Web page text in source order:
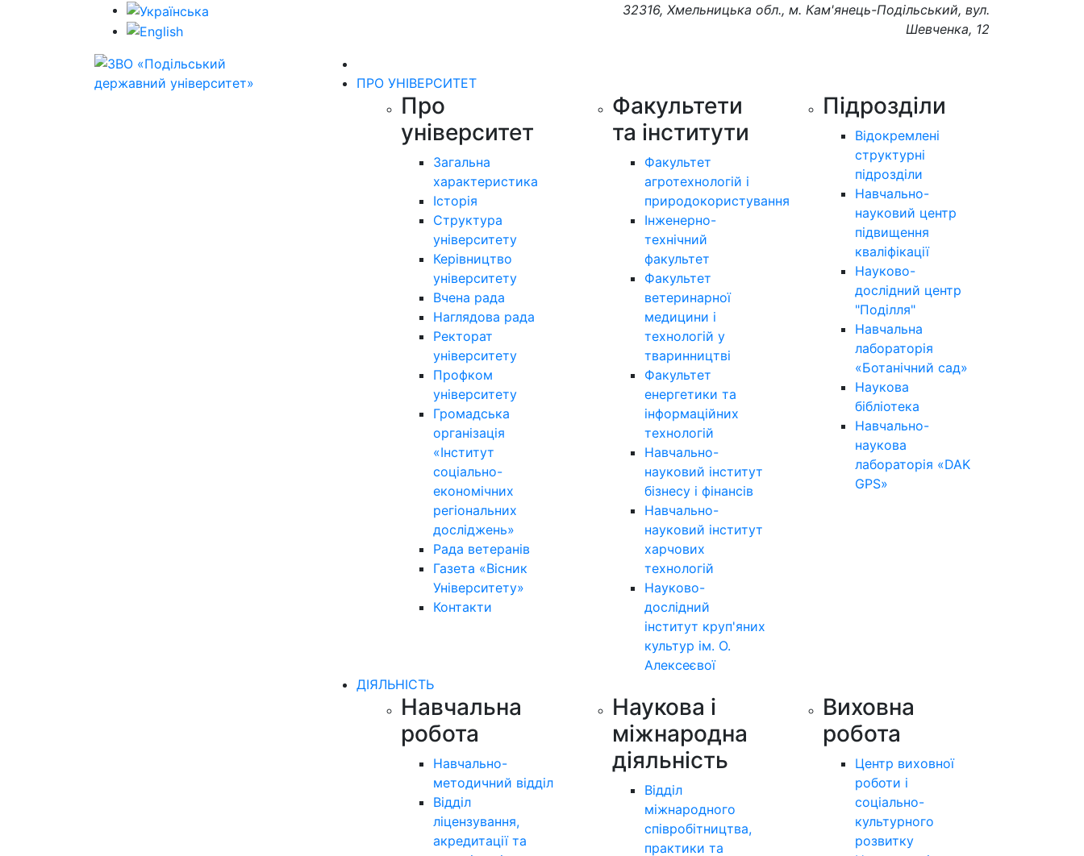
32316, Хмельницька обл., м. Кам'янець-Подільський, вул.
Шевченка, 12
ПРО УНІВЕРСИТЕТ
Про
університет
Загальна
характеристика
Історія
Структура
університету
Керівництво
університету
Вчена рада
Наглядова рада
Ректорат
університету
Профком
університету
Громадська
організація
«Інститут
соціально-
економічних
регіональних
досліджень»
Рада ветеранів
Газета «Вісник
Університету»
Контакти
Факультети
та інститути
Факультет
агротехнологій і
природокористування
Інженерно-
технічний
факультет
Факультет
ветеринарної
медицини і
технологій у
тваринництві
Факультет
енергетики та
інформаційних
технологій
Навчально-
науковий інститут
бізнесу і фінансів
Навчально-
науковий інститут
харчових
технологій
Науково-
дослідний
інститут круп'яних
культур ім. О.
Алексеєвої
Підрозділи
Відокремлені
структурні
підрозділи
Навчально-
науковий центр
підвищення
кваліфікації
Науково-
дослідний центр
"Поділля"
Навчальна
лабораторія
«Ботанічний сад»
Наукова
бібліотека
Навчально-
наукова
лабораторія «DAK
GPS»
ДІЯЛЬНІСТЬ
Навчальна
робота
Навчально-
методичний відділ
Відділ
ліцензування,
акредитації та
Наукова і
міжнародна
діяльність
Відділ
міжнародного
співробітництва,
практики та
Виховна
робота
Центр виховної
роботи і
соціально-
культурного
розвитку